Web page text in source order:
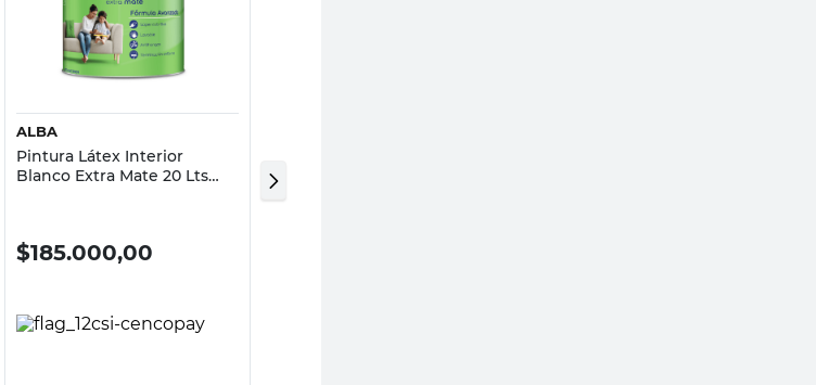
Vista rápida
ALBA
Pintura Látex Interior
Blanco Extra Mate 20 Lts
$185.000,00
Interior/Exterior Blanco
Mate Antihongo 10 Lts